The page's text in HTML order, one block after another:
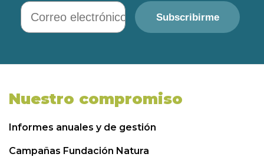
Correo electrónico
Subscribirme
Nuestro compromiso
Informes anuales y de gestión
Campañas Fundación Natura